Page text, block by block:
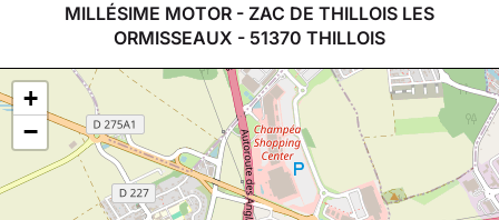
MILLÉSIME MOTOR - ZAC DE THILLOIS LES
ORMISSEAUX - 51370 THILLOIS
+
−